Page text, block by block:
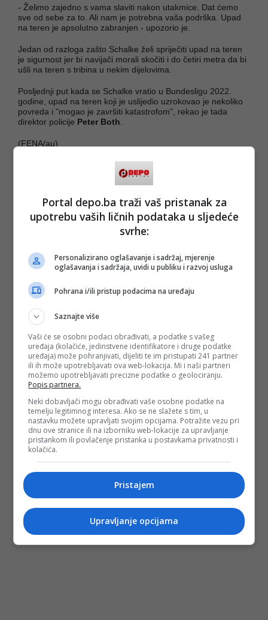
- Želimo zajedno s vama slaviti nakon utakmice. Dat ćemo
sve od sebe za to. Ali nam je potrebna vaša podrška. Upad
na teren je apsolutno zabranjen - upozorio je.
Jedan od razloga zašto Schalke želi spriječiti upad na teren
je sigurnost jer bi navijači morali skočiti i do četiri metra da bi
ušli na teren s tribina u nekim dijelovima.
Posljednji put kada se Schalke vratio u Bundesligu 2022.
godine, upad na teren koji je uslijedio uzrokovao je nekoliko
povreda i "mogao je završiti katastrofom", rekao je tada
direktor policije Peter Both
(FENA/au)
Portal depo.ba traži vaš pristanak za
upotrebu vaših ličnih podataka u sljedeće
svrhe:
Personalizirano oglašavanje i sadržaj, mjerenje
oglašavanja i sadržaja, uvidi u publiku i razvoj usluga
Pohrana i/ili pristup podacima na uređaju
Saznajte više
Vaši će se osobni podaci obrađivati, a podatke s vašeg
uređaja (kolačiće, jedinstvene identifikatore i druge podatke
uređaja) može pohranjivati, dijeliti te im pristupati 241 partner
ili ih može upotrebljavati ova web-lokacija. Mi i naši partneri
možemo upotrebljavati precizne podatke o geolociranju.
Popis partnera.
Neki dobavljači mogu obrađivati vaše osobne podatke na
temelju legitimnog interesa. Ako se ne slažete s tim, u
nastavku možete upravljati svojim opcijama. Potražite vezu pri
dnu ove stranice ili na izborniku web-lokacije za upravljanje
pristankom ili povlačenje pristanka u postavkama privatnosti i
kolačića.
Pristajem
Upravljanje opcijama